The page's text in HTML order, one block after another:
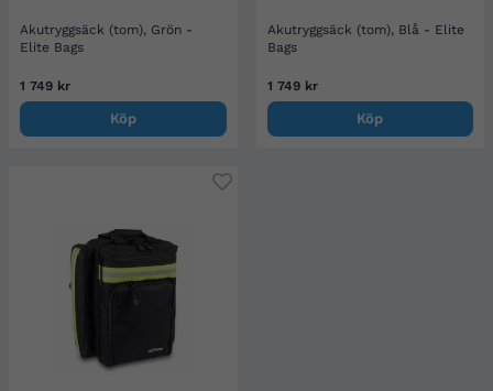
Akutryggsäck (tom), Grön -
Elite Bags
1 749 kr
Köp
Akutryggsäck (tom), Blå - Elite
Bags
1 749 kr
Köp